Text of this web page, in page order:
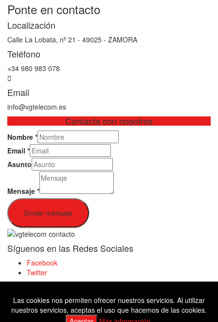
Ponte en contacto
Localización
Calle La Lobata, nº 21 - 49025 - ZAMORA
Teléfono
+34 980 983 078
Email
info@vgtelecom.es
Contacta con nosotros
Nombre *
Email *
Asunto
Mensaje *
Enviar mensaje
Síguenos en las Redes Sociales
Facebook
Twitter
Facebook
Las cookies nos permiten ofrecer nuestros servicios. Al utilizar
nuestros servicios, aceptas el uso que hacemos de las cookies.